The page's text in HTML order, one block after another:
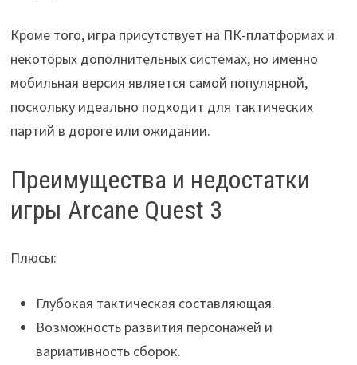
Кроме того, игра присутствует на ПК-платформах и
некоторых дополнительных системах, но именно
мобильная версия является самой популярной,
поскольку идеально подходит для тактических
партий в дороге или ожидании.
Преимущества и недостатки
игры Arcane Quest 3
Плюсы:
Глубокая тактическая составляющая.
Возможность развития персонажей и
вариативность сборок.